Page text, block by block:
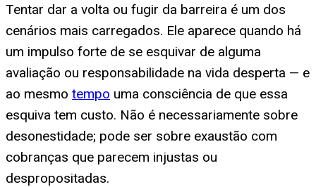
Tentar dar a volta ou fugir da barreira é um dos
cenários mais carregados. Ele aparece quando há
um impulso forte de se esquivar de alguma
avaliação ou responsabilidade na vida desperta — e
ao mesmo tempo uma consciência de que essa
esquiva tem custo. Não é necessariamente sobre
desonestidade; pode ser sobre exaustão com
cobranças que parecem injustas ou
despropositadas.